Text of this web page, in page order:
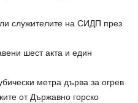
служителите на СИДП през
шест акта и един
метра дърва за огрев
от Държавно горско